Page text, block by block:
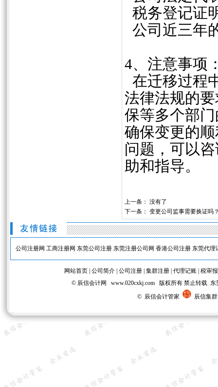
税务登记证
公司近三年
4、注意事项
在迁移过程
法律法规的
保等多个部
确保变更的
问题，可以
助和指导。
上一条： 没有了
下一条： 变更公司监事需要换证吗
公司注册网 工商注册网 东莞公司注册 东莞注册公司网 香港公司注册 东莞代理
网站首页 公司简介 公司注册 集群注册 代理记账 税审
© 辰信会计网 www.020cxkj.com 版权所有 禁止转载
© 辰信会计管家
辰信集